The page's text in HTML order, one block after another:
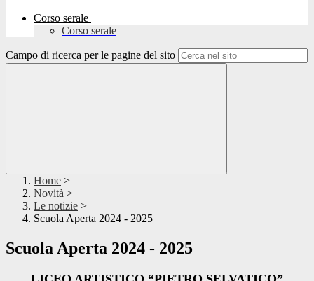
Corso serale
Corso serale
Campo di ricerca per le pagine del sito
Home >
Novità >
Le notizie >
Scuola Aperta 2024 - 2025
Scuola Aperta 2024 - 2025